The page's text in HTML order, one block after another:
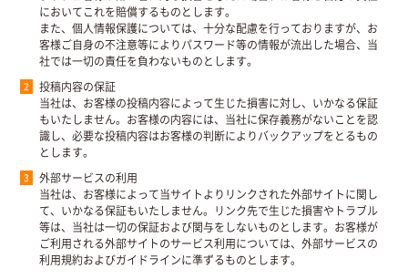
においてこれを賠償するものとします。
また、個人情報保護については、十分な配慮を行っておりますが、お
客様ご自身の不注意等によりパスワード等の情報が流出した場合、当
社では一切の責任を負わないものとします。
投稿内容の保証
当社は、お客様の投稿内容によって生じた損害に対し、いかなる保証
もいたしません。お客様の内容には、当社に保存義務がないことを認
識し、必要な投稿内容はお客様の判断によりバックアップをとるもの
とします。
外部サービスの利用
当社は、お客様によって当サイトよりリンクされた外部サイトに関し
て、いかなる保証もいたしません。リンク先で生じた損害やトラブル
等は、当社は一切の保証および関与をしないものとします。お客様が
ご利用される外部サイトのサービス利用については、外部サービスの
利用規約およびガイドラインに準ずるものとします。